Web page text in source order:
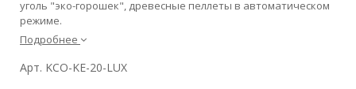
уголь "эко-горошек", древесные пеллеты в автоматическом
режиме.
Подробнее
Арт. KCO-KE-20-LUX